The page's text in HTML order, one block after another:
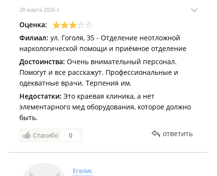
28 марта 2026 г.
Оценка:
Филиал: ул. Гоголя, 35 - Отделение неотложной
наркологической помощи и приёмное отделение
Достоинства: Очень внимательный персонал.
Помогут и все расскажут. Профессиональные и
одекватные врачи. Терпения им.
Недостатки: Это краевая клиника, а нет
элементарного мед оборудования, которое должно
быть.
Спасибо 0 ответить
Егелис